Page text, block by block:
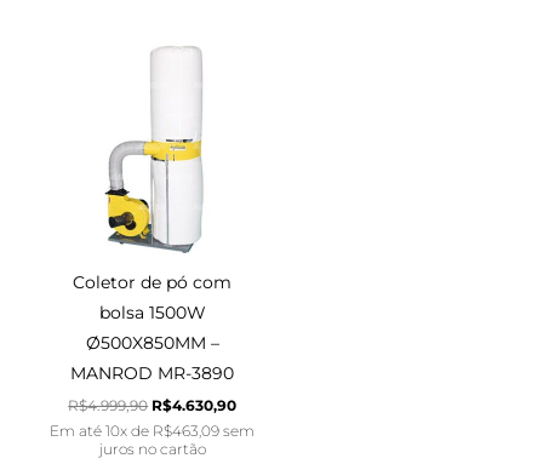
Coletor de pó com
bolsa 1500W
Ø500X850MM –
MANROD MR-3890
R$4.999,90
O
R$4.630,90
Em até 10x de R$463,09 sem
juros no cartão